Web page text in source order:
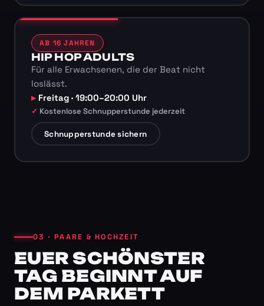
AB 16 JAHREN
HIP HOP ADULTS
Für alle Erwachsenen, die der Beat nicht
loslässt.
Freitag · 19:00–20:00 Uhr
Kostenlose Schnupperstunde jederzeit
Schnupperstunde sichern
03 · PAARE & HOCHZEIT
EUER SCHÖNSTER
TAG BEGINNT AUF
DEM PARKETT